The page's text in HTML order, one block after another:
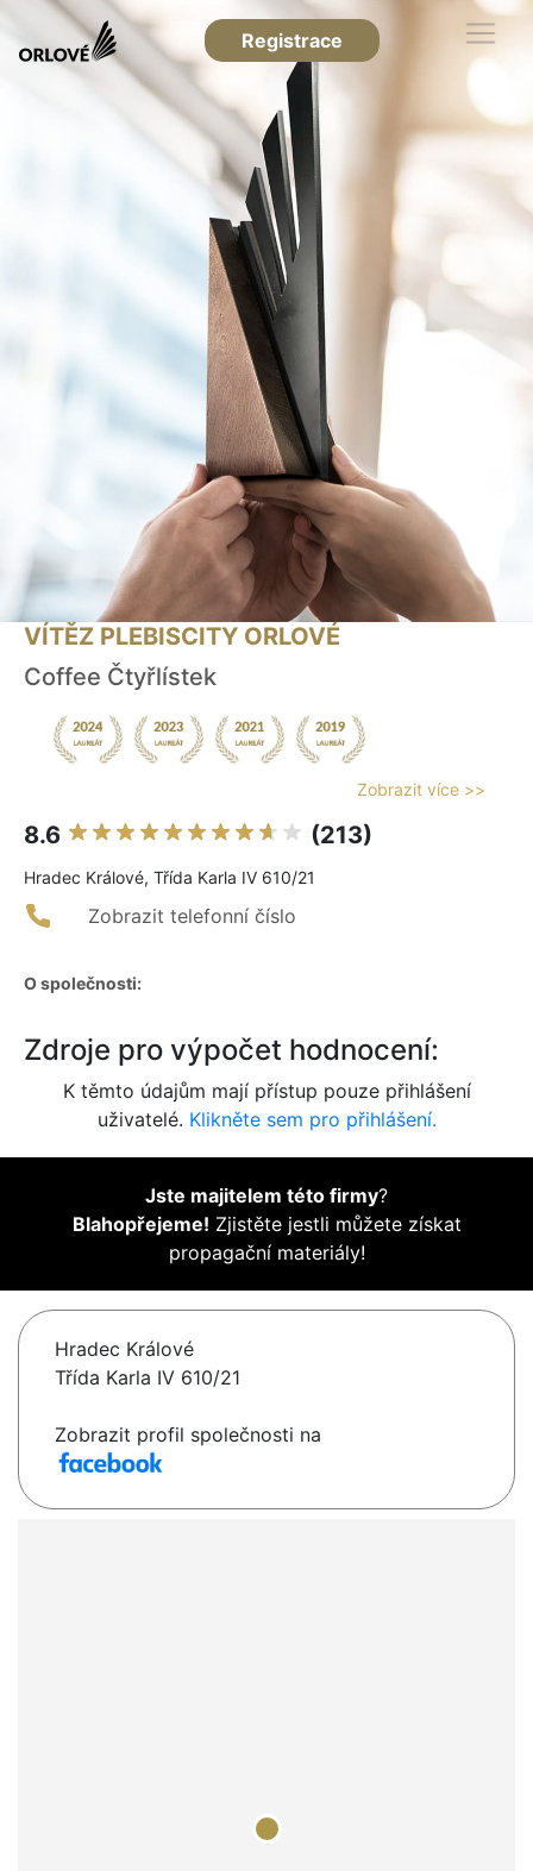
Registrace
VÍTĚZ PLEBISCITY ORLOVÉ
Coffee Čtyřlístek
Zobrazit více >>
8.6 (213)
Hradec Králové, Třída Karla IV 610/21
Zobrazit telefonní číslo
O společnosti:
Zdroje pro výpočet hodnocení:
K těmto údajům mají přístup pouze přihlášení
uživatelé. Klikněte sem pro přihlášení.
Jste majitelem této firmy?
Blahopřejeme! Zjistěte jestli můžete získat
propagační materiály!
Hradec Králové
Třída Karla IV 610/21
Zobrazit profil společnosti na